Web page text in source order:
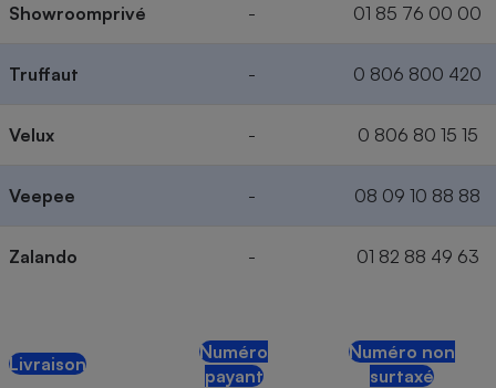
Showroomprivé - 01 85 76 00 00
Truffaut - 0 806 800 420
Velux - 0 806 80 15 15
Veepee - 08 09 10 88 88
Zalando - 01 82 88 49 63
Livraison
Numéro
payant
Numéro non
surtaxé